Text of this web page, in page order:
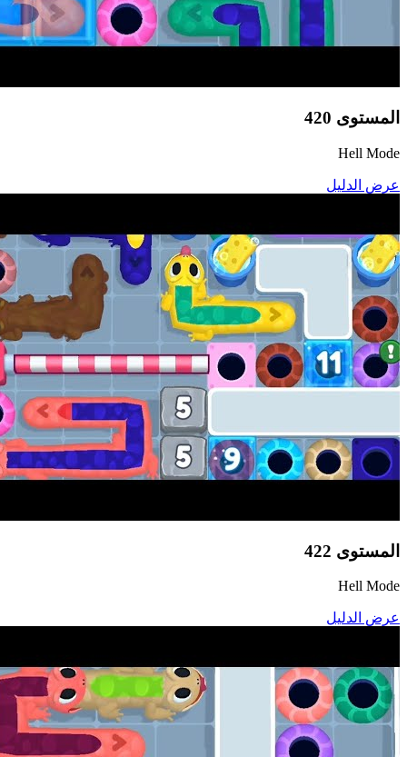
المستوى 420
Hell Mode
عرض الدليل
المستوى 422
Hell Mode
عرض الدليل